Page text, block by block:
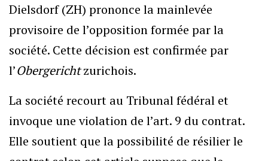
Dielsdorf (ZH) prononce la mainlevée
provisoire de l’opposition formée par la
société. Cette décision est confirmée par
l’Obergerichtzurichois.
La société recourt au Tribunal fédéral et
invoque une violation de l’art. 9 du contrat.
Elle soutient que la possibilité de résilier le